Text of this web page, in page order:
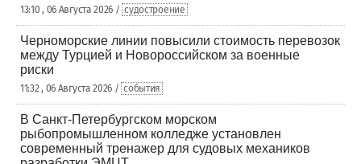
13:10 , 06 Августа 2026 / судостроение
Черноморские линии повысили стоимость перевозок
между Турцией и Новороссийском за военные
риски
11:32 , 06 Августа 2026 / события
В Санкт-Петербургском морском
рыбопромышленном колледже установлен
современный тренажер для судовых механиков